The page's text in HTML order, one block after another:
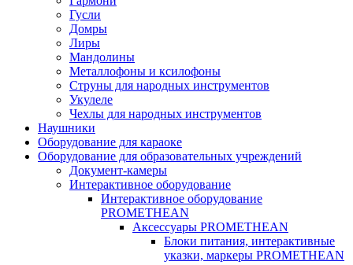
Гусли
Домры
Лиры
Мандолины
Металлофоны и ксилофоны
Струны для народных инструментов
Укулеле
Чехлы для народных инструментов
Наушники
Оборудование для караоке
Оборудование для образовательных учреждений
Документ-камеры
Интерактивное оборудование
Интерактивное оборудование
PROMETHEAN
Аксессуары PROMETHEAN
Блоки питания, интерактивные
указки, маркеры PROMETHEAN